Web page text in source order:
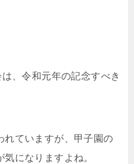
、令和元年の記念すべき
れていますが、甲子園の
になりますよね。